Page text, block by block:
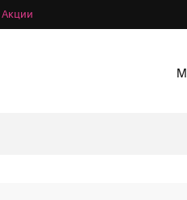
Акции